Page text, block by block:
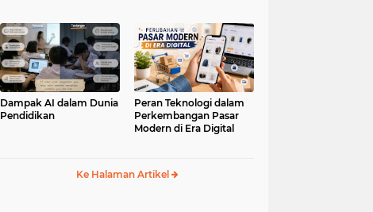
Dampak AI dalam Dunia
Pendidikan
Peran Teknologi dalam
Perkembangan Pasar
Modern di Era Digital
Ke Halaman Artikel